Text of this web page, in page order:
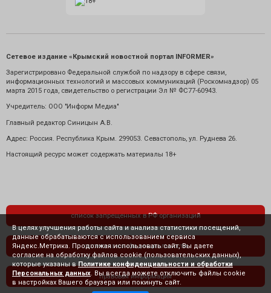
Сетевое издание «Крымский новостной портал INFORMER»
Зарегистрировано Федеральной службой по надзору в сфере связи,
информационных технологий и массовых коммуникаций (Роскомнадзор) 05
марта 2015 года, свидетельство о регистрации Эл № ФС77-60943.
Учредитель: ООО "Информ Медиа"
Главный редактор Синицын А.В.
Адрес: Россия. Республика Крым. 299053. Севастополь, ул. Руднева 26.
Настоящий ресурс может содержать материалы 18+
список запрещенных в РФ организаций
политика конфиденциальности
правовая информация
В целях улучшения работы сайта и анализа статистики посещений,
данные обрабатываются с использованием сервиса
Яндекс.Метрика. Продолжая использовать сайт, Вы даете
согласие на обработку файлов cookie (пользовательских данных),
которые указаны в Политике конфиденциальности и обработки
Персональных данных . Вы всегда можете отключить файлы cookie
в настройках Вашего браузера или покинуть сайт.